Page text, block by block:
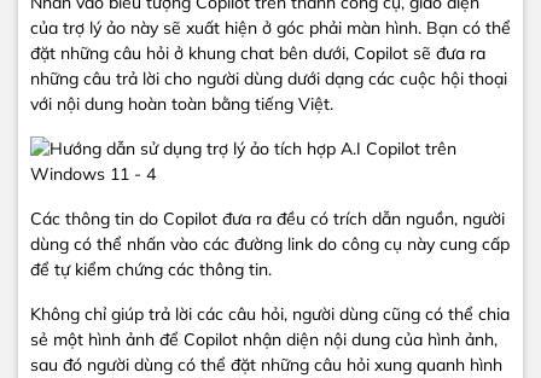
của trợ lý ảo này sẽ xuất hiện ở góc phải màn hình. Bạn có thể
đặt những câu hỏi ở khung chat bên dưới, Copilot sẽ đưa ra
những câu trả lời cho người dùng dưới dạng các cuộc hội thoại
với nội dung hoàn toàn bằng tiếng Việt.
Các thông tin do Copilot đưa ra đều có trích dẫn nguồn, người
dùng có thể nhấn vào các đường link do công cụ này cung cấp
để tự kiểm chứng các thông tin.
Không chỉ giúp trả lời các câu hỏi, người dùng cũng có thể chia
sẻ một hình ảnh để Copilot nhận diện nội dung của hình ảnh,
sau đó người dùng có thể đặt những câu hỏi xung quanh hình